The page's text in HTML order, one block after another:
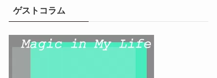
ゲストコラム